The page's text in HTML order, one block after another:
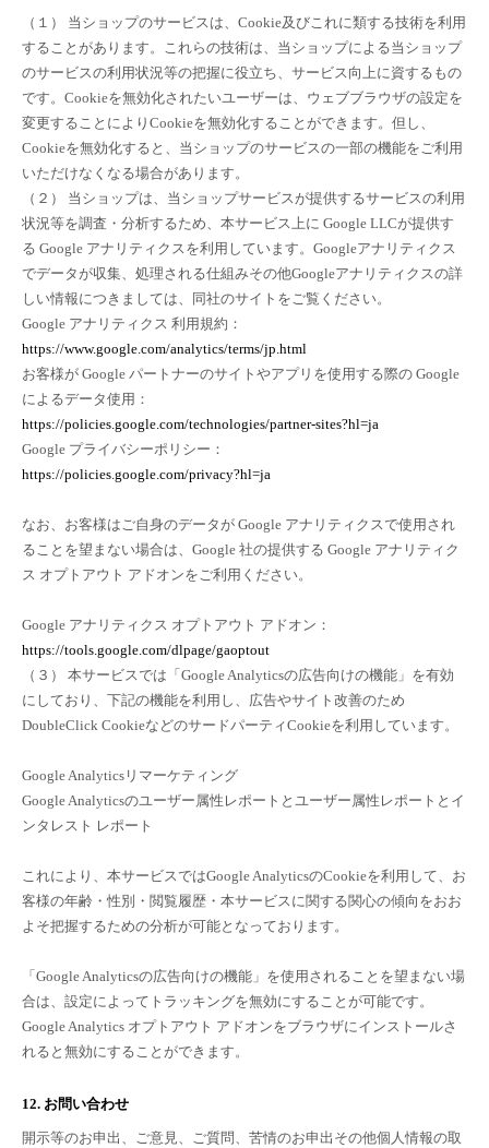
（１） 当ショップのサービスは、Cookie及びこれに類する技術を利用
することがあります。これらの技術は、当ショップによる当ショップ
のサービスの利用状況等の把握に役立ち、サービス向上に資するもの
です。Cookieを無効化されたいユーザーは、ウェブブラウザの設定を
変更することによりCookieを無効化することができます。但し、
Cookieを無効化すると、当ショップのサービスの一部の機能をご利用
いただけなくなる場合があります。
（２） 当ショップは、当ショップサービスが提供するサービスの利用
状況等を調査・分析するため、本サービス上に Google LLCが提供す
る Google アナリティクスを利用しています。Googleアナリティクス
でデータが収集、処理される仕組みその他Googleアナリティクスの詳
しい情報につきましては、同社のサイトをご覧ください。
Google アナリティクス 利用規約：
https://www.google.com/analytics/terms/jp.html
お客様が Google パートナーのサイトやアプリを使用する際の Google
によるデータ使用：
https://policies.google.com/technologies/partner-sites?hl=ja
Google プライバシーポリシー：
https://policies.google.com/privacy?hl=ja
なお、お客様はご自身のデータが Google アナリティクスで使用され
ることを望まない場合は、Google 社の提供する Google アナリティク
ス オプトアウト アドオンをご利用ください。
Google アナリティクス オプトアウト アドオン：
https://tools.google.com/dlpage/gaoptout
（３） 本サービスでは「Google Analyticsの広告向けの機能」を有効
にしており、下記の機能を利用し、広告やサイト改善のため
DoubleClick CookieなどのサードパーティCookieを利用しています。
Google Analyticsリマーケティング
Google Analyticsのユーザー属性レポートとユーザー属性レポートとイ
ンタレスト レポート
これにより、本サービスではGoogle AnalyticsのCookieを利用して、お
客様の年齢・性別・閲覧履歴・本サービスに関する関心の傾向をおお
よそ把握するための分析が可能となっております。
「Google Analyticsの広告向けの機能」を使用されることを望まない場
合は、設定によってトラッキングを無効にすることが可能です。
Google Analytics オプトアウト アドオンをブラウザにインストールさ
れると無効にすることができます。
12. お問い合わせ
開示等のお申出、ご意見、ご質問、苦情のお申出その他個人情報の取